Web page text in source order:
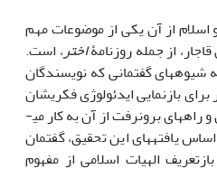
اسلام از آن یکی از موضوعات مهم
از جمله روزنامۀاختر، است.
گفتمانی که نویسندگان
بازنمایی ایدئولوژی فکریشان
راه­های برون­­رفت از آن به کار می­
یافته­های این تحقیق، گفتمان
الهیات اسلامی از مفهوم